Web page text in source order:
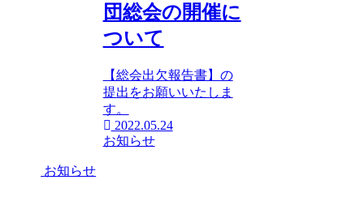
団総会の開催に
ついて
【総会出欠報告書】の
提出をお願いいたしま
す。
2022.05.24
お知らせ
お知らせ